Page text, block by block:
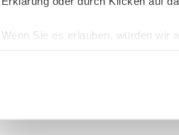
Wenn Sie es erlauben, würden wir
Erfahren Sie mehr darüber, wie